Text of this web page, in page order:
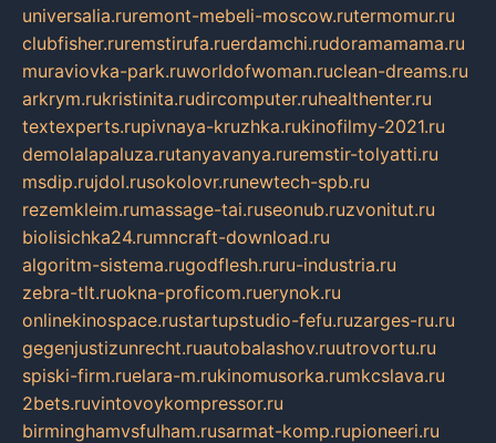
universalia.ruremont-mebeli-moscow.rutermomur.ru
clubfisher.ruremstirufa.ruerdamchi.rudoramamama.ru
muraviovka-park.ruworldofwoman.ruclean-dreams.ru
arkrym.rukristinita.rudircomputer.ruhealthenter.ru
textexperts.rupivnaya-kruzhka.rukinofilmy-2021.ru
demolalapaluza.rutanyavanya.ruremstir-tolyatti.ru
msdip.rujdol.rusokolovr.runewtech-spb.ru
rezemkleim.rumassage-tai.ruseonub.ruzvonitut.ru
biolisichka24.rumncraft-download.ru
algoritm-sistema.rugodflesh.ruru-industria.ru
zebra-tlt.ruokna-proficom.ruerynok.ru
onlinekinospace.rustartupstudio-fefu.ruzarges-ru.ru
gegenjustizunrecht.ruautobalashov.ruutrovortu.ru
spiski-firm.ruelara-m.rukinomusorka.rumkcslava.ru
2bets.ruvintovoykompressor.ru
birminghamvsfulham.rusarmat-komp.rupioneeri.ru